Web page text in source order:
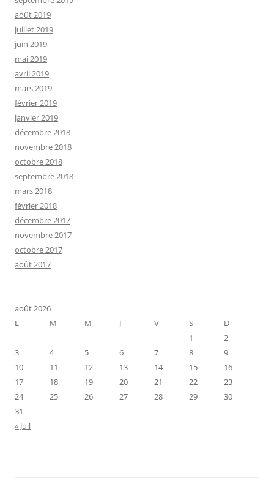
août 2019
juillet 2019
juin 2019
mai 2019
avril 2019
mars 2019
février 2019
janvier 2019
décembre 2018
novembre 2018
octobre 2018
septembre 2018
mars 2018
février 2018
décembre 2017
novembre 2017
octobre 2017
août 2017
août 2026
L
M M J V S
D
1
2
3
4 5 6 7 8
9
10
11 12 13 14 15
16
17
18 19 20 21 22
23
24
25 26 27 28 29
30
31
« Juil